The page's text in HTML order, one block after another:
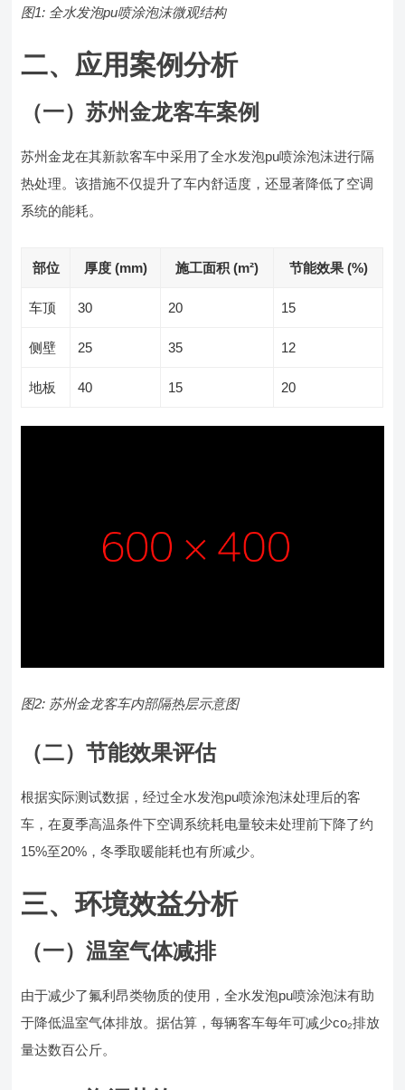
图1: 全水发泡pu喷涂泡沫微观结构
二、应用案例分析
（一）苏州金龙客车案例
苏州金龙在其新款客车中采用了全水发泡pu喷涂泡沫进行隔
热处理。该措施不仅提升了车内舒适度，还显著降低了空调
系统的能耗。
部位 厚度 (mm) 施工面积 (m²) 节能效果 (%)
车顶 30 20 15
侧壁 25 35 12
地板 40 15 20
图2: 苏州金龙客车内部隔热层示意图
（二）节能效果评估
根据实际测试数据，经过全水发泡pu喷涂泡沫处理后的客
车，在夏季高温条件下空调系统耗电量较未处理前下降了约
15%至20%，冬季取暖能耗也有所减少。
三、环境效益分析
（一）温室气体减排
由于减少了氟利昂类物质的使用，全水发泡pu喷涂泡沫有助
于降低温室气体排放。据估算，每辆客车每年可减少co₂排放
量达数百公斤。